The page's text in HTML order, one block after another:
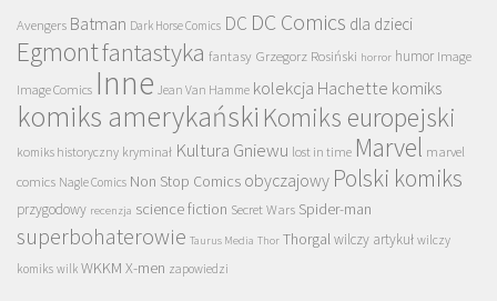
Avengers Batman Dark Horse Comics DC DC Comics dla dzieci
Egmontfantastyka fantasy Grzegorz Rosiński horror humor Image
Image Comics Inne Jean Van Hamme kolekcja Hachette komiks
komiks amerykański Komiks europejski
komiks historyczny kryminał Kultura Gniewu lost in time Marvel marvel
comics Nagle Comics Non Stop Comics obyczajowy Polski komiks
przygodowy recenzja science fiction Secret Wars Spider-man
superbohaterowie Taurus Media Thor Thorgal wilczy artykuł wilczy
komiks wilk WKKM X-men zapowiedzi